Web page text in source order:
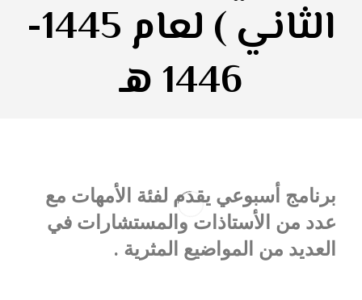
الثاني ) لعام 1445-
1446 هـ
برنامج أسبوعي يقدم لفئة الأمهات مع
عدد من الأستاذات والمستشارات في
العديد من المواضيع المثرية .